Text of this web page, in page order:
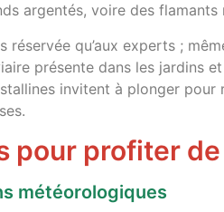
argentés, voire des flamants
réservée qu’aux experts ;
présente dans les jardins
invitent à plonger
pour profiter
météorologiques